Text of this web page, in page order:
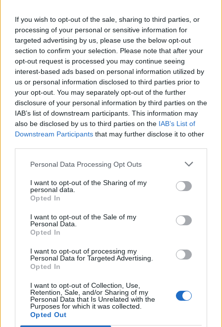
If you wish to opt-out of the sale, sharing to third parties, or
processing of your personal or sensitive information for
targeted advertising by us, please use the below opt-out
section to confirm your selection. Please note that after your
opt-out request is processed you may continue seeing
interest-based ads based on personal information utilized by
us or personal information disclosed to third parties prior to
your opt-out. You may separately opt-out of the further
disclosure of your personal information by third parties on the
IAB’s list of downstream participants. This information may
also be disclosed by us to third parties on the IAB’s List of
Downstream Participants that may further disclose it to other
Personal Data Processing Opt Outs
I want to opt-out of the Sharing of my
personal data.
Opted In
I want to opt-out of the Sale of my
Personal Data.
Opted In
I want to opt-out of processing my
Personal Data for Targeted Advertising.
Opted In
I want to opt-out of Collection, Use,
Retention, Sale, and/or Sharing of my
Personal Data that Is Unrelated with the
Purposes for which it was collected.
Opted Out
επείγοντος να υπάρχει Αριστερά την επόμενη
μέρα στο Κοινοβούλιο». Διευκρίνισε, ωστόσο, ότι
αυτό δεν πρέπει να γίνει για «αυτοαναφορικούς
λόγους, αλλά για να τεθούν κάτω τα πολιτικά
ζητήματα και να προσεγγιστούν ουσιαστικά».
Αναφερόμενος στο ζήτημα της ακρίβειας, ο
Γραμματέας της Νέας Αριστεράς έθεσε το
ερώτημα πότε θα υπάρξει πραγματική συζήτηση
ενέργειας και χειραγωγούνται από τα καρτέλ και τα
ολιγοπώλια, τα οποία βλέπουν τα κέρδη τους να
εκτινάσσονται. Όπως ανέφερε, αυτό γίνεται στη
βάση ενός συγκεκριμένου συστήματος
τιμολόγησης και, ειδικά στην Ελλάδα, τα κέρδη
αυτά είναι πολύ μεγαλύτερα από ό,τι στην
υπόλοιπη Ευρωπαϊκή Ένωση, παρότι ο τρόπος
τιμολόγησης είναι ο ίδιος.
Ο κ. Σακελλαρίδης σημείωσε ότι η Νέα Αριστερά
προτείνει να αξιοποιηθεί το παράδειγμα που
ακολουθήθηκε στην Ιβηρική Χερσόνησο, ώστε οι